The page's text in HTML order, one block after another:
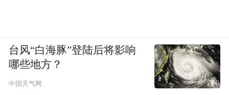
台风“白海豚”登陆后将影响
哪些地方？
中国天气网